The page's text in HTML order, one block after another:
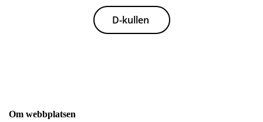
D-kullen
Om webbplatsen